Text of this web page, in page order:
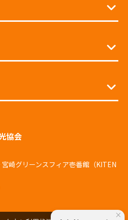
協会
崎グリーンスフィア壱番館（KITEN
×